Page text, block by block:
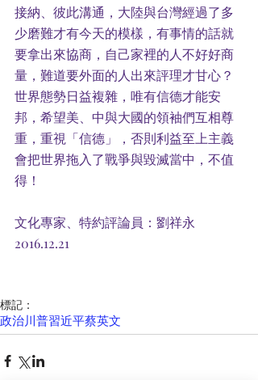
接納、彼此溝通，大陸與台灣經過了多
少磨難才有今天的模樣，有事情的話就
要拿出來協商，自己家裡的人不好好商
量，難道要外面的人出來評理才甘心？
世界態勢日益複雜，唯有信德才能安
邦，希望美、中與大國的領袖們互相尊
重，重視「信德」，否則利益至上主義
會把世界拖入了戰爭與毀滅當中，不值
得！
文化專家、特約評論員：劉祥永
2016.12.21
標記：
政治川普習近平蔡英文